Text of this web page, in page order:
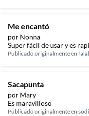
Me encantó
por Nonna
Super fácil de usar y es
Publicado originalmente en
Sacapunta
por Mary
Es maravilloso
Publicado originalmente en